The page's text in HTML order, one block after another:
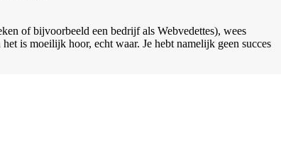
of bijvoorbeeld een bedrijf als Webvedettes), wees
is moeilijk hoor, echt waar. Je hebt namelijk geen succes